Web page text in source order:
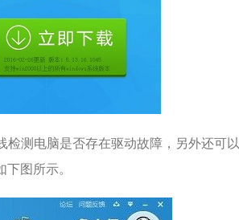
检测电脑是否存在驱动故障，另外还可以
图所示。